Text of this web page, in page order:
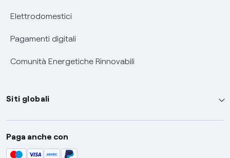
Elettrodomestici
Pagamenti digitali
Comunità Energetiche Rinnovabili
Siti globali
Enel Group
Enel Green Power
Paga anche con